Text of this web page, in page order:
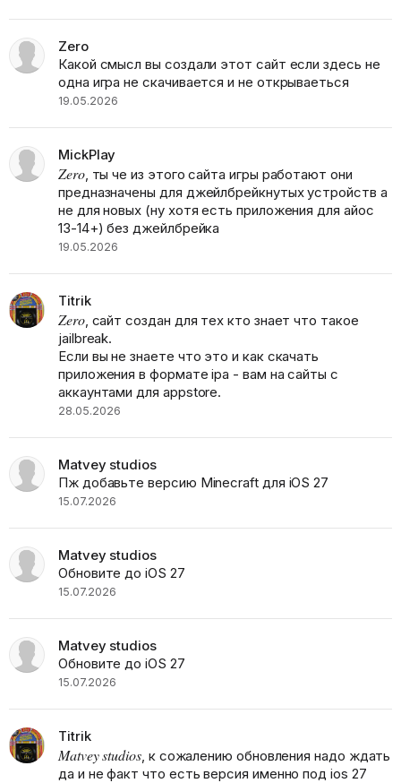
Zero
Какой смысл вы создали этот сайт если здесь не
одна игра не скачивается и не открываеться
19.05.2026
MickPlay
Zero, ты че из этого сайта игры работают они
предназначены для джейлбрейкнутых устройств а
не для новых (ну хотя есть приложения для айос
13-14+) без джейлбрейка
19.05.2026
Titrik
Zero, сайт создан для тех кто знает что такое
jailbreak.
Если вы не знаете что это и как скачать
приложения в формате ipa - вам на сайты с
аккаунтами для appstore.
28.05.2026
Matvey studios
Пж добавьте версию Minecraft для iOS 27
15.07.2026
Matvey studios
Обновите до iOS 27
15.07.2026
Matvey studios
Обновите до iOS 27
15.07.2026
Titrik
Matvey studios, к сожалению обновления надо ждать
да и не факт что есть версия именно под ios 27